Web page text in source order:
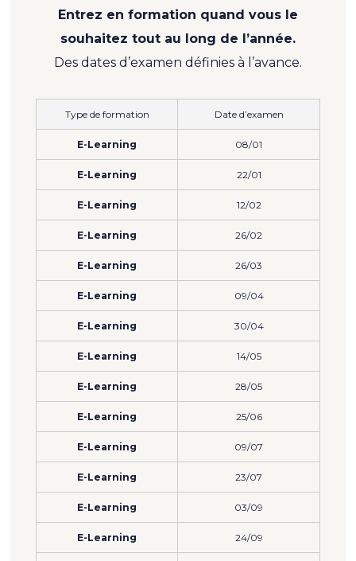
Entrez en formation quand vous le
souhaitez tout au long de l’année.
Des dates d’examen définies à l’avance.
Type de formation Date d’examen
E-Learning 08/01
E-Learning 22/01
E-Learning 12/02
E-Learning 26/02
E-Learning 26/03
E-Learning 09/04
E-Learning 30/04
E-Learning 14/05
E-Learning 28/05
E-Learning 25/06
E-Learning 09/07
E-Learning 23/07
E-Learning 03/09
E-Learning 24/09